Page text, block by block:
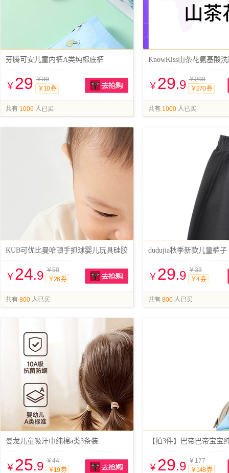
芬腾可安儿童内裤A类纯棉底裤
￥ 29 ￥39
￥10 券
共有 1000 人已买
KnowKiss山茶花氨基酸
￥ 29.9 ￥299
￥270 券
共有 1000 人已买
KUB可优比曼哈顿手抓球婴儿玩具硅胶
￥ 24.9 ￥50
￥26 券
共有 800 人已买
dudujia秋季新款儿童裤子
￥ 29.9 ￥33
￥4 券
共有 800 人已买
曼龙儿童吸汗巾纯棉a类3条装
￥ 25.9 ￥44
￥19 券
【拍3件】巴帝巴帝宝宝
￥ 29.9 ￥177
￥148 券